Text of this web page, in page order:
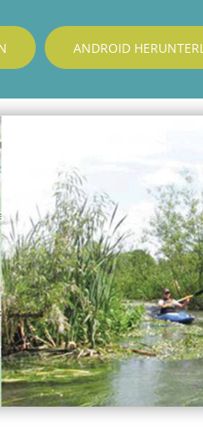
ANDROID